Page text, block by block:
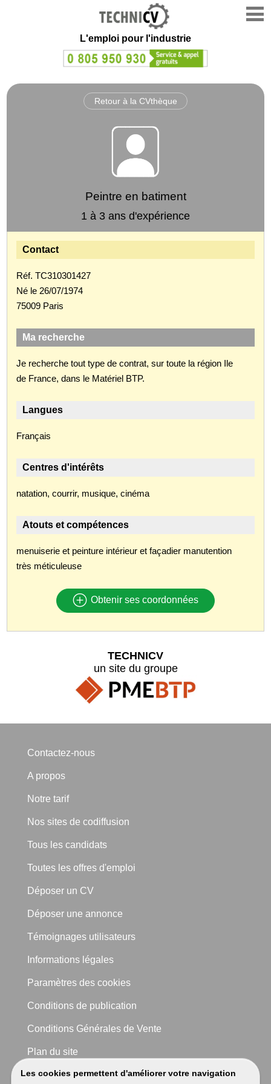
L'emploi pour l'industrie
Retour à la CVthèque
Peintre en batiment
1 à 3 ans d'expérience
Contact
Réf. TC310301427
Né le 26/07/1974
75009 Paris
Ma recherche
Je recherche tout type de contrat, sur toute la région Ile
de France, dans le Matériel BTP.
Langues
Français
Centres d'intérêts
natation, courrir, musique, cinéma
Atouts et compétences
menuiserie et peinture intérieur et façadier manutention
très méticuleuse
Obtenir ses coordonnées
Les cookies permettent d'améliorer votre navigation
TECHNICV
un site du groupe
Contactez-nous
A propos
Notre tarif
Nos sites de codiffusion
Tous les candidats
Toutes les offres d'emploi
Déposer un CV
Déposer une annonce
Témoignages utilisateurs
Informations légales
Paramètres des cookies
Conditions de publication
Conditions Générales de Vente
Plan du site